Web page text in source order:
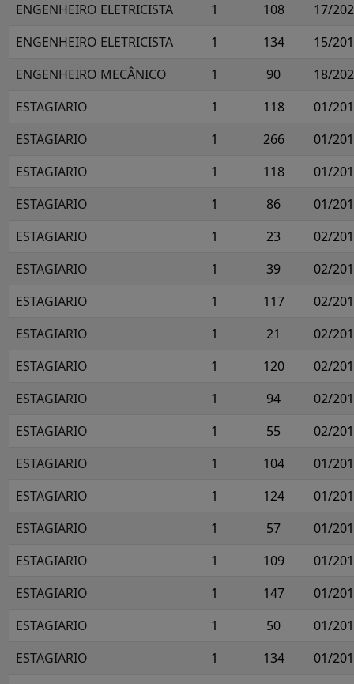
ENGENHEIRO ELETRICISTA 1 108
17/
ENGENHEIRO ELETRICISTA
1 134
15/
ENGENHEIRO MECÂNICO
1 90
18/
ESTAGIARIO
1 118
01/
ESTAGIARIO
1 266
01/
ESTAGIARIO
1 118
01/
ESTAGIARIO
1 86
01/
ESTAGIARIO
1 23
02/
ESTAGIARIO
1 39
02/
ESTAGIARIO
1 117
02/
ESTAGIARIO
1 21
02/
ESTAGIARIO
1 120
02/
ESTAGIARIO
1 94
02/
ESTAGIARIO
1 55
02/
ESTAGIARIO
1 104
01/
ESTAGIARIO
1 124
01/
ESTAGIARIO
1 57
01/
ESTAGIARIO
1 109
01/
ESTAGIARIO
1 147
01/
ESTAGIARIO
1 50
01/
ESTAGIARIO
1 134
01/